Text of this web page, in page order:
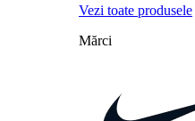
Vezi toate produsele
Mărci